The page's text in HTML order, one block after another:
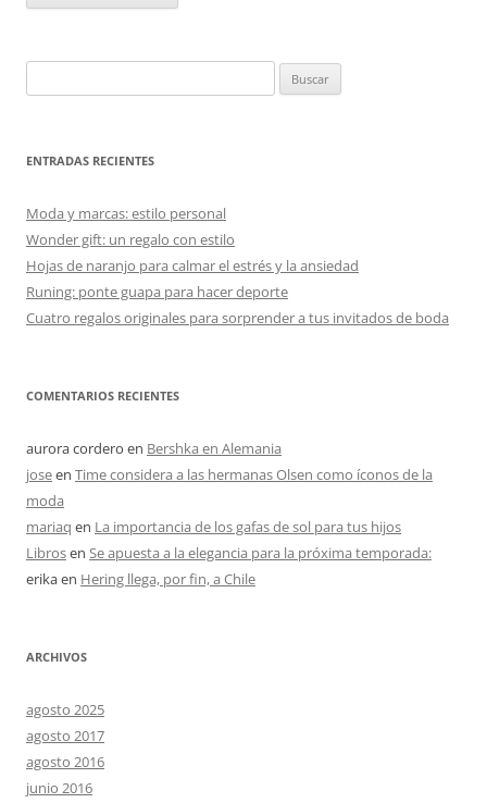
ENTRADAS RECIENTES
Moda y marcas: estilo personal
Wonder gift: un regalo con estilo
Hojas de naranjo para calmar el estrés y la ansiedad
Runing: ponte guapa para hacer deporte
Cuatro regalos originales para sorprender a tus invitados de boda
COMENTARIOS RECIENTES
aurora cordero en Bershka en Alemania
joseen Time considera a las hermanas Olsen como íconos de la
moda
mariaq en La importancia de los gafas de sol para tus hijos
Librosen Se apuesta a la elegancia para la próxima temporada:
erikaen Hering llega, por fin, a Chile
ARCHIVOS
agosto 2025
agosto 2017
agosto 2016
junio 2016